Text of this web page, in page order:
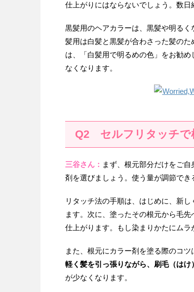
仕上がりにはならないでしょう。数日
黒髪用のヘアカラーは、黒髪や明る
髪用は白髪と黒髪が合わさった髪の
は、「白髪用で明るめの色」をお勧
なくなります。
Q2 セルフリタッチで
三谷さん： まず、根元部分だけをご
剤を選びましょう。使う量が調節でき
リタッチ法の手順は、はじめに、新
ます。次に、塗ったその根元から毛
仕上がります。もし染まりかたにムラ
また、根元にカラー剤を塗る際のコツ
軽く髪を引っ張りながら、刷毛（は
が少なくなります。